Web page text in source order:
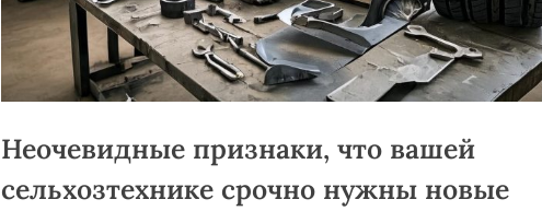
Неочевидные признаки, что вашей
сельхозтехнике срочно нужны новые